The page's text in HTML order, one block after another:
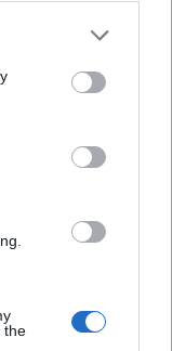
the
«Όταν σου
πέτρα, τους